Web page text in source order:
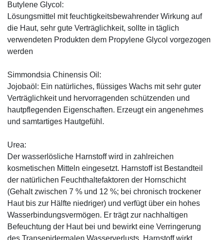
Butylene Glycol:
Lösungsmittel mit feuchtigkeitsbewahrender Wirkung auf
die Haut, sehr gute Verträglichkeit, sollte in täglich
verwendeten Produkten dem Propylene Glycol vorgezogen
werden
Simmondsia Chinensis Oil:
Jojobaöl: Ein natürliches, flüssiges Wachs mit sehr guter
Verträglichkeit und hervorragenden schützenden und
hautpflegenden Eigenschaften. Erzeugt ein angenehmes
und samtartiges Hautgefühl.
Urea:
Der wasserlösliche Harnstoff wird in zahlreichen
kosmetischen Mitteln eingesetzt. Harnstoff ist Bestandteil
der natürlichen Feuchthaltefaktoren der Hornschicht
(Gehalt zwischen 7 % und 12 %; bei chronisch trockener
Haut bis zur Hälfte niedriger) und verfügt über ein hohes
Wasserbindungsvermögen. Er trägt zur nachhaltigen
Befeuchtung der Haut bei und bewirkt eine Verringerung